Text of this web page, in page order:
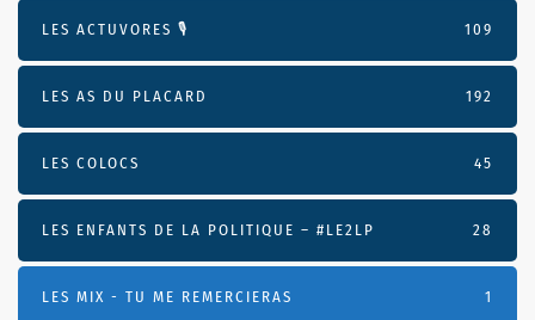
LES ACTUVORES 🎙 109
LES AS DU PLACARD 192
LES COLOCS 45
LES ENFANTS DE LA POLITIQUE – #LE2LP 28
LES MIX - TU ME REMERCIERAS 1